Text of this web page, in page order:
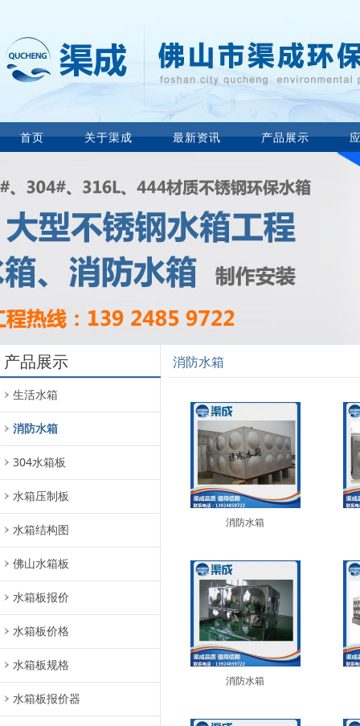
首页 关于渠成 最新资讯 产品展示
产品展示
生活水箱
消防水箱
304水箱板
水箱压制板
水箱结构图
佛山水箱板
水箱板报价
水箱板价格
水箱板规格
水箱板报价器
消防水箱
消防水箱
消防水箱